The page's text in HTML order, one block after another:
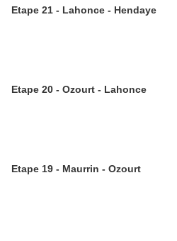
Etape 21 - Lahonce - Hendaye
Etape 20 - Ozourt - Lahonce
Etape 19 - Maurrin - Ozourt